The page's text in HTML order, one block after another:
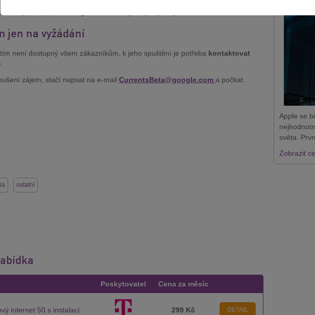
může podívat, kolik kolegů si zobrazilo jeho příspěvky.
jen na vyžádání
není dostupný všem zákazníkům, k jeho spuštění je potřeba kontaktovat
zájem, stačí napsat na e-mail CurrentsBeta@google.com a počkat
ostatní
Poskytovatel Cena za měsíc
internet 50 s instalací 299 Kč DETAIL
Apple se
světa.
Zobrazit